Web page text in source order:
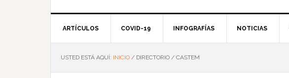
ARTÍCULOS COVID-19 INFOGRAFÍAS NOTICIAS
USTED ESTÁ AQUÍ: INICIO / DIRECTORIO / CASTEM